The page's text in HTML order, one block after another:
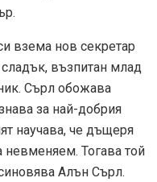
взема нов секретар
възпитан млад
Сърл обожава
за най-добрия
научава, че дъщеря
невменяем. Тогава той
Алън Сърл.